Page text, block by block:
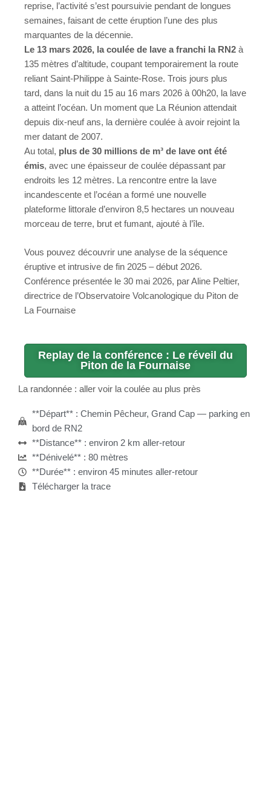
reprise, l’activité s’est poursuivie pendant de longues
semaines, faisant de cette éruption l’une des plus
marquantes de la décennie.
Le 13 mars 2026, la coulée de lave a franchi la RN2 à
135 mètres d’altitude, coupant temporairement la route
reliant Saint-Philippe à Sainte-Rose. Trois jours plus
tard, dans la nuit du 15 au 16 mars 2026 à 00h20, la lave
a atteint l’océan. Un moment que La Réunion attendait
depuis dix-neuf ans, la dernière coulée à avoir rejoint la
mer datant de 2007.
Au total, plus de 30 millions de m³ de lave ont été
émis, avec une épaisseur de coulée dépassant par
endroits les 12 mètres. La rencontre entre la lave
incandescente et l’océan a formé une nouvelle
plateforme littorale d’environ 8,5 hectares un nouveau
morceau de terre, brut et fumant, ajouté à l’île.
Vous pouvez découvrir une analyse de la séquence
éruptive et intrusive de fin 2025 – début 2026.
Conférence présentée le 30 mai 2026, par Aline Peltier,
directrice de l’Observatoire Volcanologique du Piton de
La Fournaise
Replay de la conférence : Le réveil du
Piton de la Fournaise
La randonnée : aller voir la coulée au plus près
**Départ** : Chemin Pêcheur, Grand Cap — parking en
bord de RN2
**Distance** : environ 2 km aller-retour
**Dénivelé** : 80 mètres
**Durée** : environ 45 minutes aller-retour
Télécharger la trace